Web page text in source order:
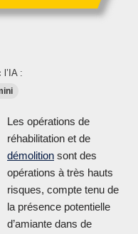
:
Les opérations de
réhabilitation et de
démolition sont des
opérations à très hauts
risques, compte tenu de
la présence potentielle
d’amiante dans de